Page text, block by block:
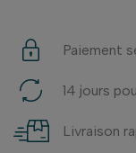
Paiement
14 jours
Livraison